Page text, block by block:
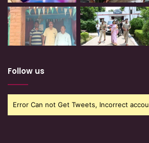
Follow us
Error Can not Get Tweets, Incorrect